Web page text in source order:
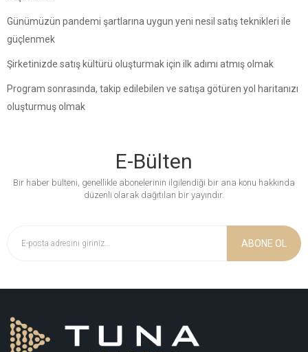
Günümüzün pandemi şartlarına uygun yeni nesil satış teknikleri ile
güçlenmek
Şirketinizde satış kültürü oluşturmak için ilk adımı atmış olmak
Program sonrasında, takip edilebilen ve satışa götüren yol haritanızı
oluşturmuş olmak
E-Bülten
Bir haber bülteni, genellikle abonelerinin ilgilendiği bir ana konu hakkında
düzenli olarak dağıtılan bir yayındır.
ABONE OL